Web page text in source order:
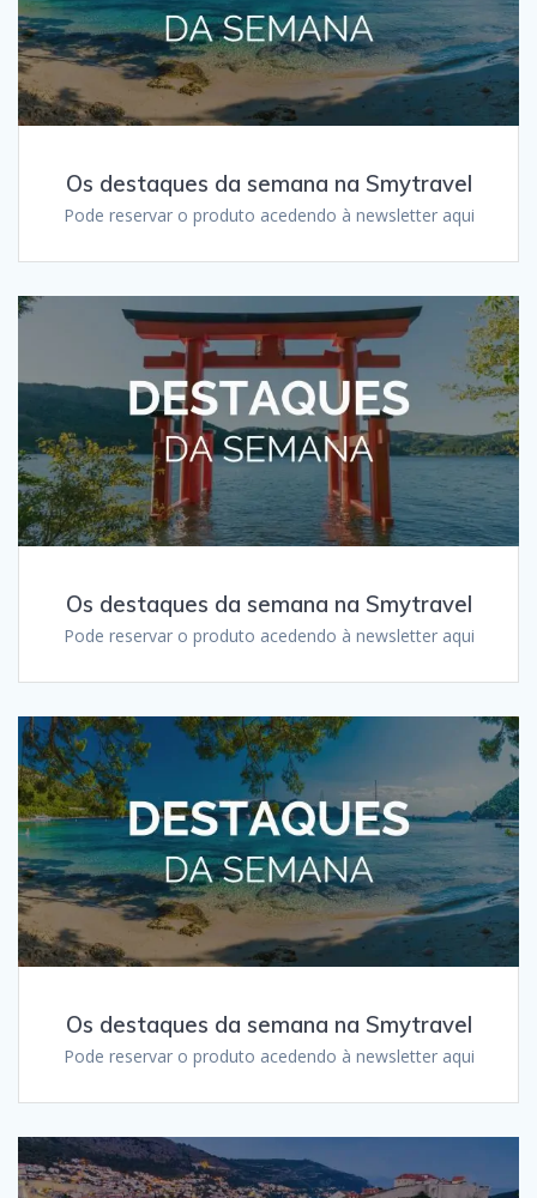
Os destaques da semana na Smytravel
Pode reservar o produto acedendo à newsletter aqui
Os destaques da semana na Smytravel
Pode reservar o produto acedendo à newsletter aqui
Os destaques da semana na Smytravel
Pode reservar o produto acedendo à newsletter aqui